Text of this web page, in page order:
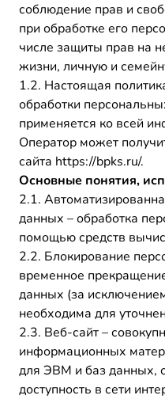
соблюдение прав и
при обработке его
числе защиты прав на
жизни, личную и
1.2. Настоящая
обработки
применяется ко всей
Оператор может
сайта https://bpks.ru/.
Основные понятия,
2.1.
данных – обработка
помощью средств
2.2. Блокирование
временное
данных (за
необходима для
2.3. Веб-сайт –
информационных
для ЭВМ и баз данных,
доступность в сети